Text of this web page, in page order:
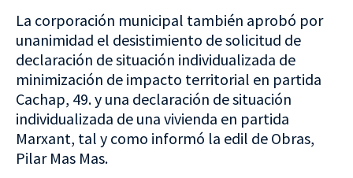
La corporación municipal también aprobó por
unanimidad el desistimiento de solicitud de
declaración de situación individualizada de
minimización de impacto territorial en partida
Cachap, 49. y una declaración de situación
individualizada de una vivienda en partida
Marxant, tal y como informó la edil de Obras,
Pilar Mas Mas.